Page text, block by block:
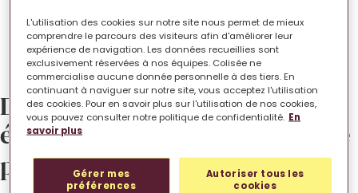
Découvrez la liste des
établissements de santé Colisée
partouten France.
L'utilisation des cookies sur notre site nous permet de mieux
comprendre le parcours des visiteurs afin d'améliorer leur
expérience de navigation. Les données recueillies sont
exclusivement réservées à nos équipes. Colisée ne
commercialise aucune donnée personnelle à des tiers. En
continuant à naviguer sur notre site, vous acceptez l'utilisation
des cookies. Pour en savoir plus sur l'utilisation de nos cookies,
vous pouvez consulter notre politique de confidentialité. En
savoir plus
Gérer mes
préférences
Autoriser tous les
cookies